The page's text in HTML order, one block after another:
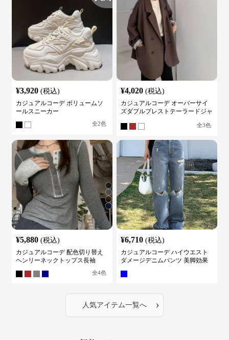
¥3,920 (税込)
カジュアルコーデ ボリュームソ
ールスニーカー
全2色
¥4,020 (税込)
カジュアルコーデ オーバーサイ
ズダブルブレストテーラードジャ
全3色
¥5,880 (税込)
カジュアルコーデ 配色切り替え
ヘンリーネックトップス長袖
全4色
¥6,710 (税込)
カジュアルコーデ ハイウエスト
ダメージデニムパンツ 美脚効果
人気アイテム一覧へ ›